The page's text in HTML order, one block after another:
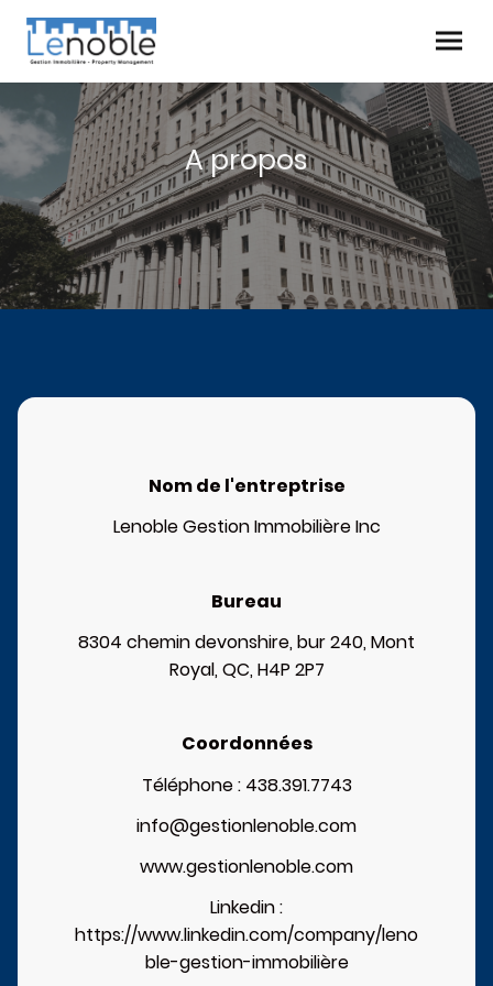
A propos
Nom de l'entreptrise
Lenoble Gestion Immobilière Inc
Bureau
8304 chemin devonshire, bur 240, Mont
Royal, QC, H4P 2P7
Coordonnées
Téléphone : 438.391.7743
info@gestionlenoble.com
www.gestionlenoble.com
Linkedin :
https://www.linkedin.com/company/leno
ble-gestion-immobilière